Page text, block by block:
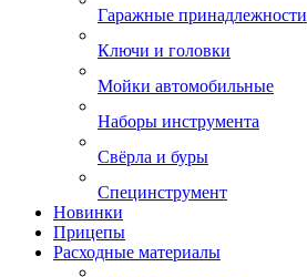
Гаражные принадлежности
Ключи и головки
Мойки автомобильные
Наборы инструмента
Свёрла и буры
Специнструмент
Новинки
Прицепы
Расходные материалы